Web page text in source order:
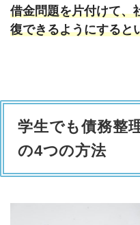
借金問題を片付けて、
復できるようにすると
学生でも債務整
の4つの方法